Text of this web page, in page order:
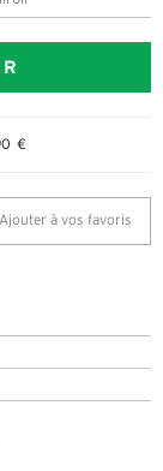
€
Ajouter à vos favoris